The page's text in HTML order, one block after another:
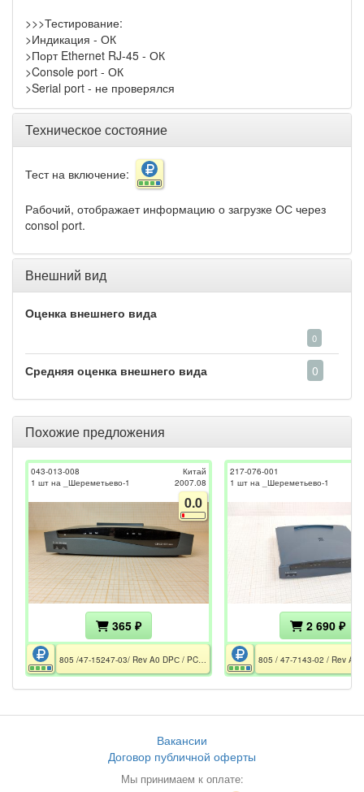
>>>Тестирование:
>Индикация - ОК
>Порт Ethernet RJ-45 - ОК
>Console port - ОК
>Serial port - не проверялся
Техническое состояние
Тест на включение:
Рабочий, отображает информацию о загрузке ОС через
consol port.
Внешний вид
Оценка внешнего вида
0
Средняя оценка внешнего вида 0
Похожие предложения
043-013-008
1 шт на _Шереметьево-1
Китай
2007.08
0.0
365 ₽
805 /47-15247-03/ Rev A0 DPС / PCT / CE / FC / темно-серый
217-076-001
1 шт на _Шереметьево-1
2 690 ₽
Вакансии
Договор публичной оферты
Мы принимаем к оплате: